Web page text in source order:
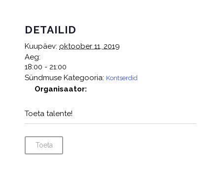
DETAILID
Kuupäev: oktoober 11, 2019
Aeg:
18:00 - 21:00
Sündmuse Kategooria: Kontserdid
Organisaator:
Toeta talente!
Toeta